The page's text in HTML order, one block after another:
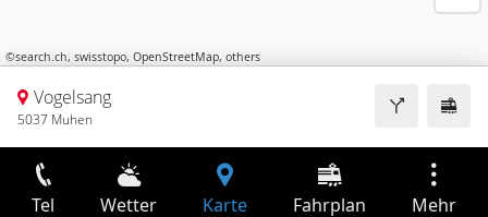
©search.ch, swisstopo, OpenStreetMap, others
Vogelsang
5037 Muhen
Tel Wetter Karte Fahrplan Mehr